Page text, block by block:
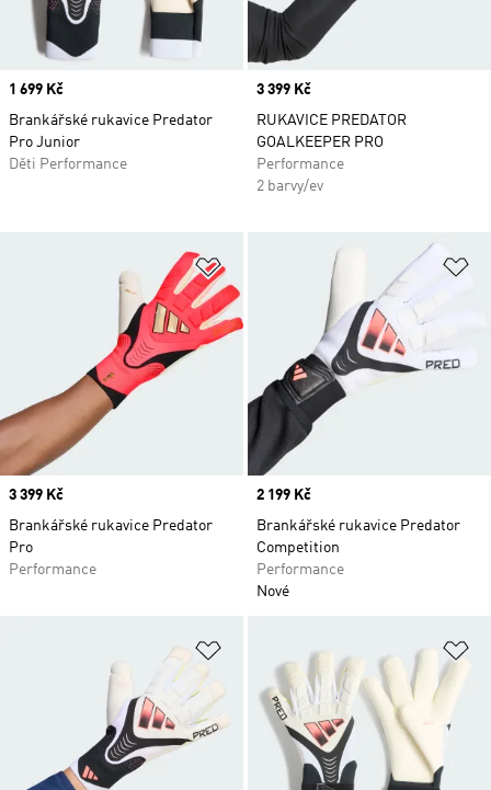
Price
1 699 Kč
Brankářské rukavice Predator
Pro Junior
Děti Performance
Price
3 399 Kč
RUKAVICE PREDATOR
GOALKEEPER PRO
Performance
2 barvy/ev
Přidat do seznamu přání
Price
3 399 Kč
Brankářské rukavice Predator
Pro
Performance
Price
2 199 Kč
Brankářské rukavice Predator
Competition
Performance
Nové